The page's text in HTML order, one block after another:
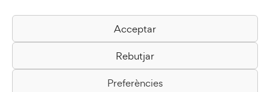
Acceptar
Rebutjar
Preferències
Biblioteca Pilarin Bayés
Passeig de la Generalitat, 1
08500 Vic